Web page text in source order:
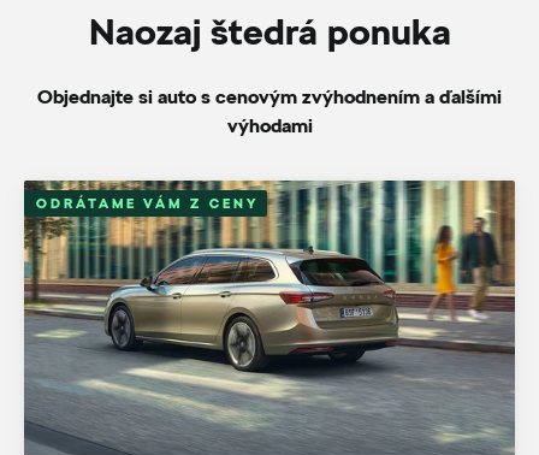
Naozaj štedrá ponuka
Objednajte si auto s cenovým zvýhodnením a ďalšími
výhodami
ODRÁTAME VÁM Z CENY